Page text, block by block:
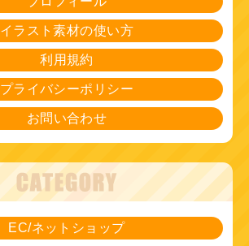
イラスト素材の使い方
利用規約
プライバシーポリシー
お問い合わせ
EC/ネットショップ